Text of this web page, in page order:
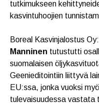
tutkimukseen
kasvintuhoojien
Boreal Kasvinjalostus
Manninen tutustutti
suomalaisen
Geenieditointiin liittyvä
EU:ssa, jonka vuoksi
tulevaisuudessa vastata